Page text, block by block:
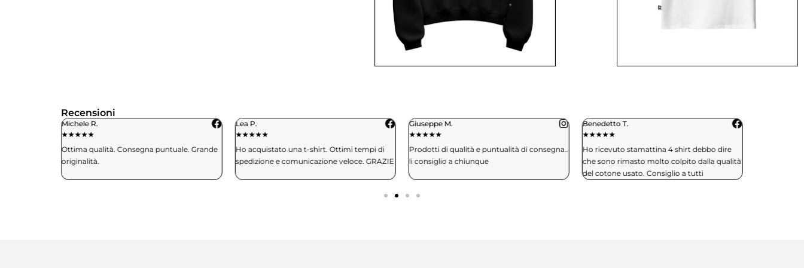
Recensioni
Michele R.
★★★★★
Ottima qualità. Consegna puntuale. Grande
originalità.
Lea P.
★★★★★
Ho acquistato una t-shirt. Ottimi tempi di
spedizione e comunicazione veloce. GRAZIE
Giuseppe M.
★★★★★
Prodotti di qualità e puntualità di consegna..
li consiglio a chiunque
Benedetto T.
★★★★★
Ho ricevuto stamattina 4 shirt debbo dire
che sono rimasto molto colpito dalla qualità
del cotone usato. Consiglio a tutti